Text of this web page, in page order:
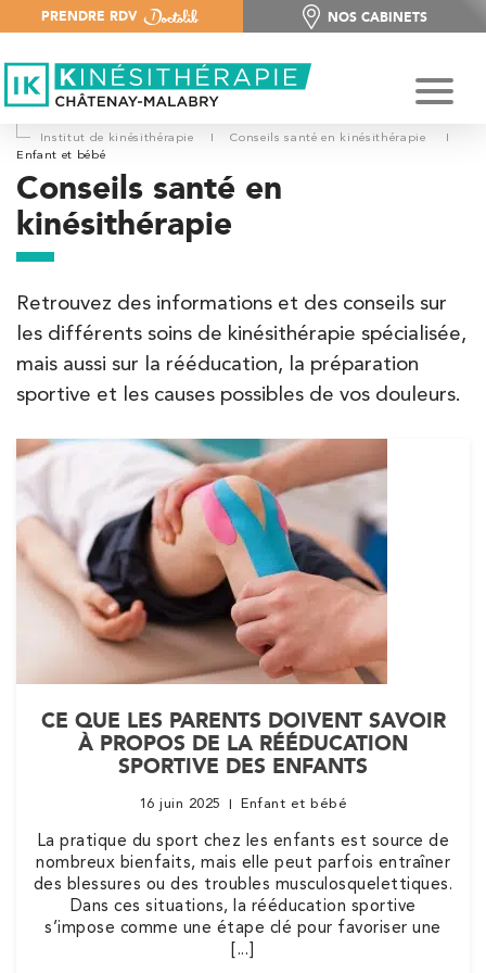
PRENDRE RDV
NOS CABINETS
NOS CABINETS
Institut de kinésithérapie I Conseils santé en kinésithérapie
I
Enfant et bébé
Conseils santé en
kinésithérapie
Retrouvez des informations et des conseils sur
les différents soins de kinésithérapie spécialisée,
mais aussi sur la rééducation, la préparation
sportive et les causes possibles de vos douleurs.
CE QUE LES PARENTS DOIVENT SAVOIR
À PROPOS DE LA RÉÉDUCATION
SPORTIVE DES ENFANTS
16 juin 2025 Enfant et bébé
La pratique du sport chez les enfants est source de
nombreux bienfaits, mais elle peut parfois entraîner
des blessures ou des troubles musculosquelettiques.
Dans ces situations, la rééducation sportive
s’impose comme une étape clé pour favoriser une
[...]
Trouvez votre cabinet de
kinésithérapie IK
Entrez votre adresse afin de trouver le cabinet IK la plus
proche de chez vous :
Filtrer lescabinets avec balnéothérapie
IK Châtenay-Malabry – 92
380 Av. de la Division Leclerc 92290
Châtenay-Malabry
Kinésithérapie Balnéothérapie